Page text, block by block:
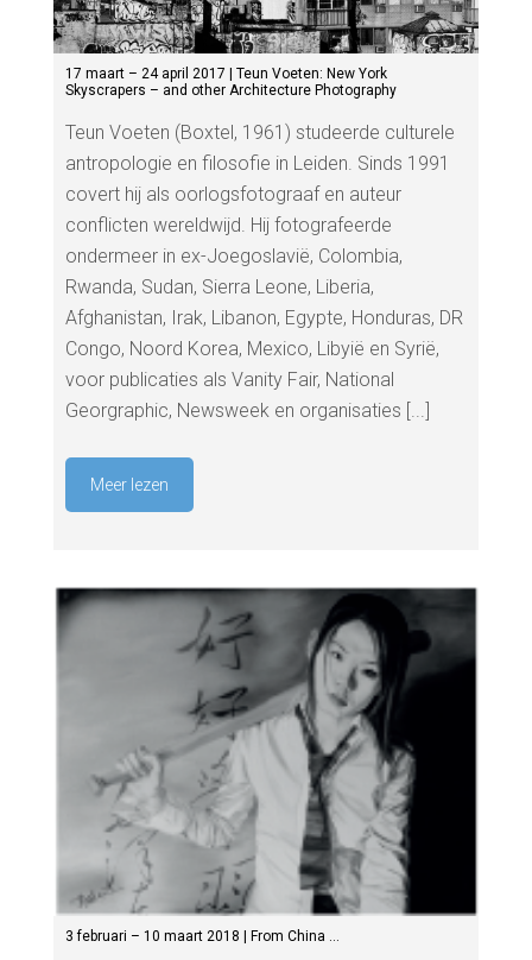
17 maart – 24 april 2017 | Teun Voeten: New York
Skyscrapers – and other Architecture Photography
Teun Voeten (Boxtel, 1961) studeerde culturele
antropologie en filosofie in Leiden. Sinds 1991
covert hij als oorlogsfotograaf en auteur
conflicten wereldwijd. Hij fotografeerde
ondermeer in ex-Joegoslavië, Colombia,
Rwanda, Sudan, Sierra Leone, Liberia,
Afghanistan, Irak, Libanon, Egypte, Honduras, DR
Congo, Noord Korea, Mexico, Libyië en Syrië,
voor publicaties als Vanity Fair, National
Georgraphic, Newsweek en organisaties [...]
Meer lezen
3 februari – 10 maart 2018 | From China …